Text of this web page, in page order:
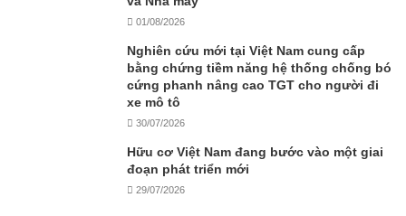
01/08/2026
Nghiên cứu mới tại Việt Nam cung cấp
bằng chứng tiềm năng hệ thống chống bó
cứng phanh nâng cao TGT cho người đi
xe mô tô
30/07/2026
Hữu cơ Việt Nam đang bước vào một giai
đoạn phát triển mới
29/07/2026